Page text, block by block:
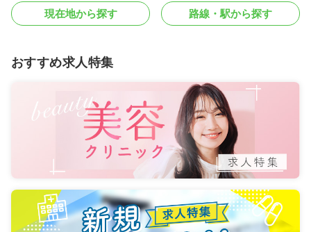
現在地から探す 路線・駅から探す
おすすめ求人特集